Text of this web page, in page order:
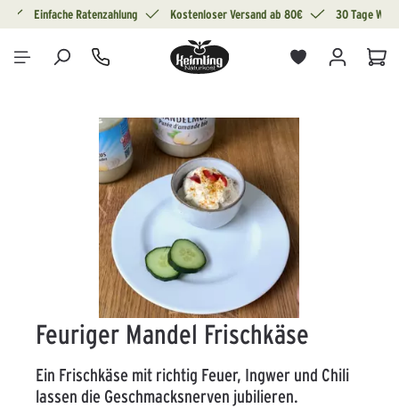
springen
Einfache Ratenzahlung Kostenloser Versand ab 80€ 30 Tage
Bildergalerie überspringen
Feuriger Mandel Frischkäse
Ein Frischkäse mit richtig Feuer, Ingwer und Chili
lassen die Geschmacksnerven jubilieren.